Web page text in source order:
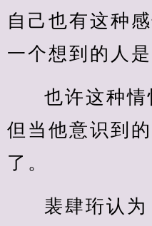
自己也有这种
一个想到的人是
也许这种情
但当他意识到
了。
裴肆珩认